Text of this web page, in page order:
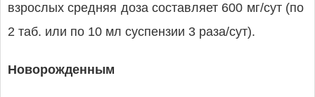
взрослых средняя доза составляет 600 мг/сут (по
2 таб. или по 10 мл суспензии 3 раза/сут).
Новорожденным